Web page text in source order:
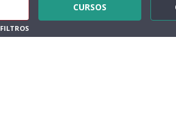
CURSOS
FILTROS